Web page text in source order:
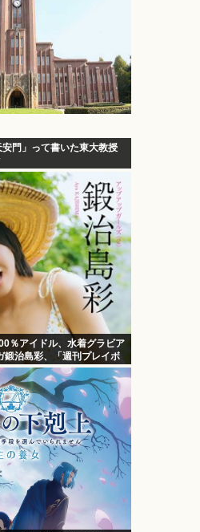
門」って書いた東大教授
％アイドル、水着グラビア
鍛治島彩、「週刊プレイボ
放！！！